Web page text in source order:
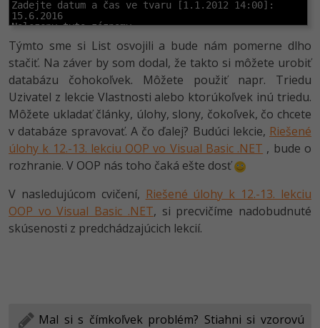
Zadejte datum a čas ve tvaru [1.1.2012 14:00]:
15.6.2016
Nalezeny tyto záznamy:
ruchu
Týmto sme si List osvojili a bude nám pomerne dlho
stačiť. Na záver by som dodal, že takto si môžete urobiť
databázu čohokoľvek. Môžete použiť napr. Triedu
Uzivatel z lekcie Vlastnosti alebo ktorúkoľvek inú triedu.
Môžete ukladať články, úlohy, slony, čokoľvek, čo chcete
v databáze spravovať. A čo ďalej? Budúci lekcie, Riešené
úlohy k 12.-13. lekciu OOP vo Visual Basic .NET , bude o
rozhranie. V OOP nás toho čaká ešte dosť
V nasledujúcom cvičení, Riešené úlohy k 12.-13. lekciu
OOP vo Visual Basic .NET, si precvičíme nadobudnuté
skúsenosti z predchádzajúcich lekcií.
Mal si s čímkoľvek problém? Stiahni si vzorovú